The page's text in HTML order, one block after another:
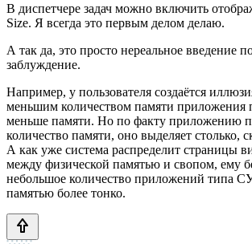
В диспетчере задач можно включить
Size. Я всегда это первым делом делаю.
А так да, это просто нереальное введение
заблуждение.
Например, у пользователя создаётся
меньшим количеством памяти приложения
меньше памяти. Но по факту приложению
количество памяти, оно выделяет столько,
А как уже система распределит страницы
между физической памятью и свопом, ему
небольшое количество приложений типа
памятью более тонко.